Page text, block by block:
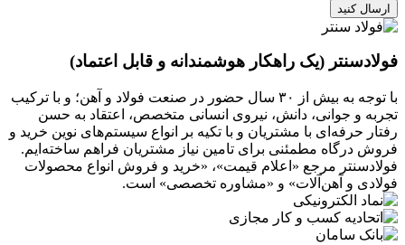
ارسال کنید
فولادسنتر (یک راهکار هوشمندانه و قابل اعتماد)
با توجه به بیش از ۳۰ سال حضور در صنعت فولاد و آهن؛ و با ترکیب
تجربه و جوانی، دانش، نیروی انسانی متخصص، اعتقاد به حسن
رفتار حرفه‌ای با مشتریان و با تکیه بر انواع سیستم‌های نوین خرید و
فروش درگاه مطمئنی برای تامین نیاز مشتریان فراهم ساخته‌ایم.
فولادسنتر مرجع «اعلام قیمت»، «خرید و فروش انواع محصولات
فولادی و آهن‌آلات» و «مشاوره تخصصی» است.